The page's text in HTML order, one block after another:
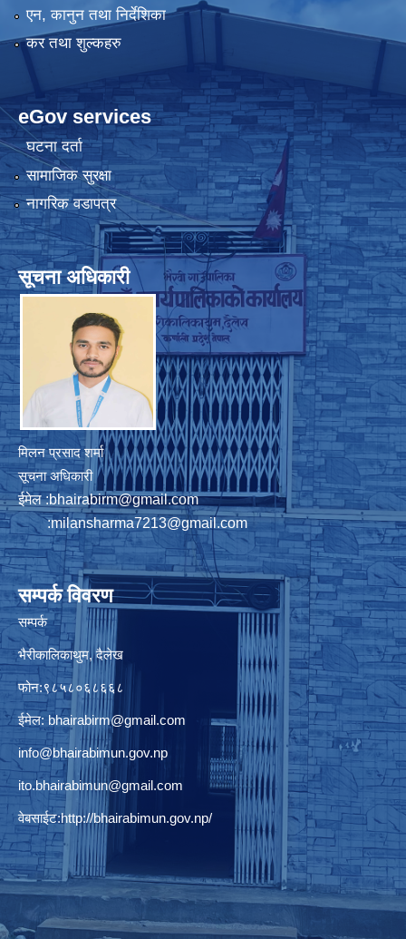
एन, कानुन तथा निर्देशिका
कर तथा शुल्कहरु
eGov services
घटना दर्ता
सामाजिक सुरक्षा
नागरिक वडापत्र
सूचना अधिकारी
मिलन प्रसाद शर्मा
सूचना अधिकारी
ईमेल :bhairabirm@gmail.com
:milansharma7213@gmail.com
सम्पर्क विवरण
सम्पर्क
भैरीकालिकाथुम, दैलेख
फोन:९८५८०६८६६८
ईमेल: bhairabirm@gmail.com
info@bhairabimun.gov.np
ito.bhairabimun@gmail.com
वेबसाईट:http://bhairabimun.gov.np/